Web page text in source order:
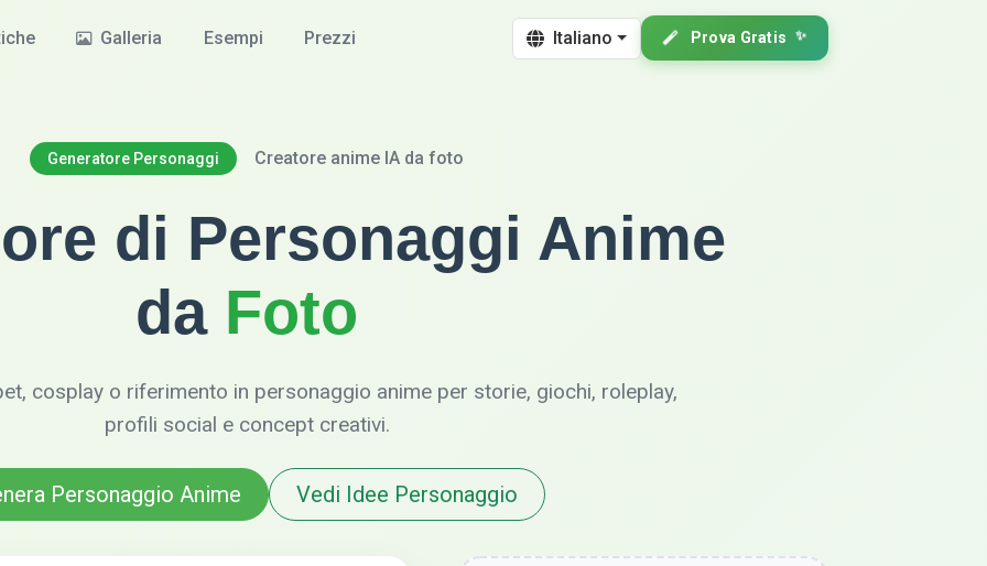
Galleria Esempi Prezzi Italiano Prova Gratis ✨
Generatore Personaggi Creatore anime IA da foto
di Personaggi Anime
da Foto
cosplay o riferimento in personaggio anime per storie, giochi, roleplay,
profili social e concept creativi.
Personaggio Anime Vedi Idee Personaggio